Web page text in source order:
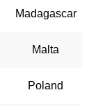
Madagascar
Malta
Poland